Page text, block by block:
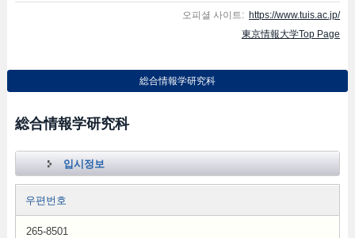
오피셜 사이트: https://www.tuis.ac.jp/
東京情報大学Top Page
総合情報学研究科
総合情報学研究科
입시정보
우편번호
265-8501